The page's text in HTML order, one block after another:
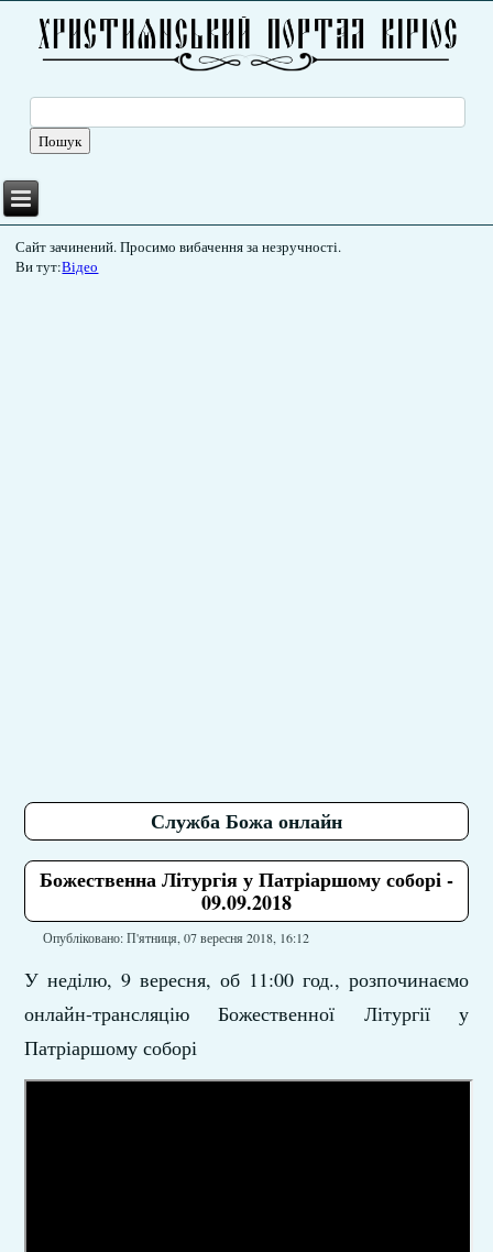
Сайт зачинений. Просимо вибачення за незручності.
Ви тут:Відео
Служба Божа онлайн
Божественна Літургія у Патріаршому соборі -
09.09.2018
Опубліковано: П'ятниця, 07 вересня 2018, 16:12
У неділю, 9 вересня, об 11:00 год., розпочинаємо
онлайн-трансляцію Божественної Літургії у
Патріаршому соборі